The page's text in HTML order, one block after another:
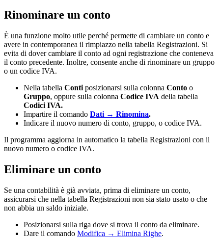
Rinominare un conto
È una funzione molto utile perché permette di cambiare un conto e
avere in contemporanea il rimpiazzo nella tabella Registrazioni. Si
evita di dover cambiare il conto ad ogni registrazione che conteneva
il conto precedente. Inoltre, consente anche di rinominare un gruppo
o un codice IVA.
Nella tabella Conti posizionarsi sulla colonna Conto o
Gruppo, oppure sulla colonna Codice IVA della tabella
Codici IVA.
Impartire il comando Dati → Rinomina.
Indicare il nuovo numero di conto, gruppo, o codice IVA.
Il programma aggiorna in automatico la tabella Registrazioni con il
nuovo numero o codice IVA.
Eliminare un conto
Se una contabilità è già avviata, prima di eliminare un conto,
assicurarsi che nella tabella Registrazioni non sia stato usato o che
non abbia un saldo iniziale.
Posizionarsi sulla riga dove si trova il conto da eliminare.
Dare il comando Modifica → Elimina Righe.